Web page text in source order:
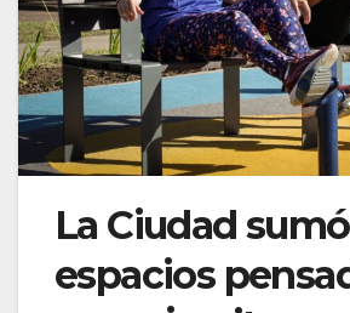
La Ciudad sumó
espacios